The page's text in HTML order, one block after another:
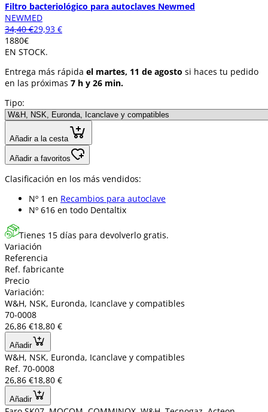
Filtro bacteriológico para autoclaves Newmed
NEWMED
34,40 €29,93 €
1880€
EN STOCK.
Entrega más rápida el martes, 11 de agosto si haces tu pedido
en las próximas 7 h y 26 min.
Tipo:
Añadir a la cesta
Añadir a favoritos
Clasificación en los más vendidos:
Nº 1 en Recambios para autoclave
Nº 616 en todo Dentaltix
Tienes 15 días para devolverlo gratis.
Variación
Referencia
Ref. fabricante
Precio
Variación:
W&H, NSK, Euronda, Icanclave y compatibles
70-0008
26,86 €18,80 €
Añadir
W&H, NSK, Euronda, Icanclave y compatibles
Ref. 70-0008
26,86 €18,80 €
Añadir